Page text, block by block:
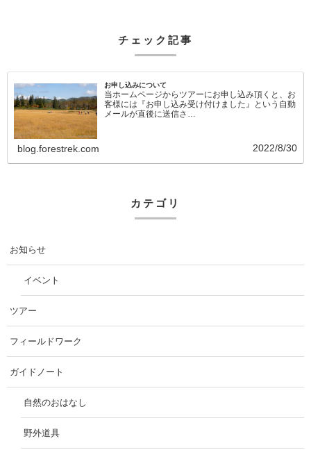
チェック記事
お申し込みについて
当ホームページからツアーにお申し込み頂くと、お
客様には『お申し込み受け付けました』という自動
メールが直後に送信さ…
blog.forestrek.com 2022/8/30
カテゴリ
お知らせ
イベント
ツアー
フィールドワーク
ガイドノート
自然のおはなし
野外道具